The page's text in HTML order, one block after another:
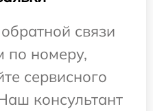
связи
по номеру,
сервисного
консультант